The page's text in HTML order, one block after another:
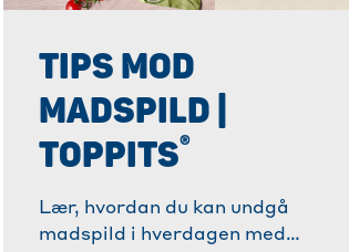
TIPS MOD
MADSPILD |
TOPPITS®
Lær, hvordan du kan undgå
madspild i hverdagen med